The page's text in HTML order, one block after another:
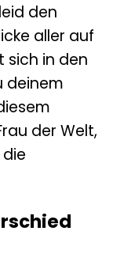
den
aller auf
sich in den
deinem
der Welt,